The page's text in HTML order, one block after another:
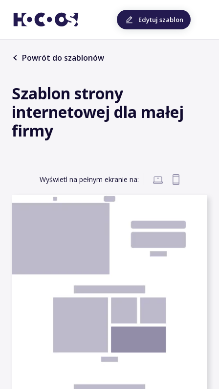
Edytuj szablon
Powrót do szablonów
Szablon strony
internetowej dla małej
firmy
Wyświetl na pełnym ekranie na: